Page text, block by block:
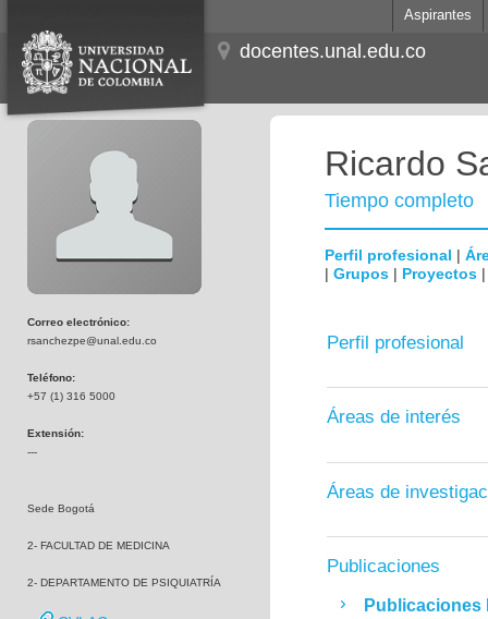
Aspirantes
docentes.unal.edu.co
Correo electrónico:
rsanchezpe@unal.edu.co
Teléfono:
+57 (1) 316 5000
Extensión:
---
Sede Bogotá
2- FACULTAD DE MEDICINA
2- DEPARTAMENTO DE PSIQUIATRÍA
Ricardo
Tiempo completo
Perfil profesional |
| Grupos | Proyectos
Perfil profesional
Áreas de interés
Áreas de
Publicaciones
Publicaciones